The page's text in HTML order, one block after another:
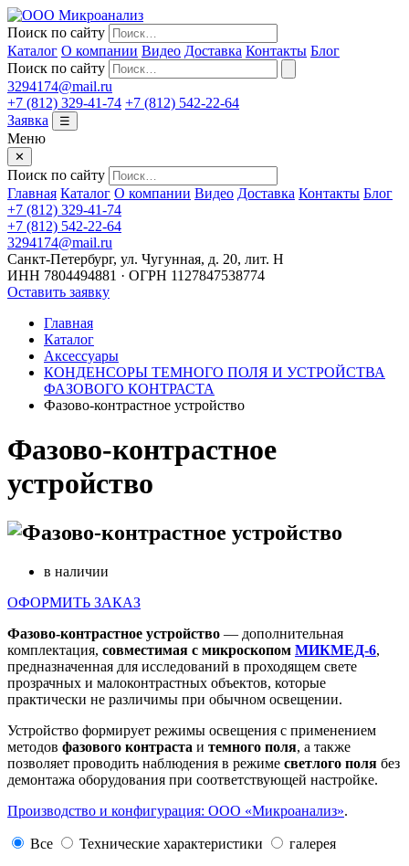
Поиск по сайту
Каталог О компании Видео Доставка Контакты Блог
Поиск по сайту
3294174@mail.ru
+7 (812) 329-41-74 +7 (812) 542-22-64
Заявка
☰
Меню
✕
Поиск по сайту
Главная Каталог О компании Видео Доставка Контакты Блог
+7 (812) 329-41-74
+7 (812) 542-22-64
3294174@mail.ru
Санкт-Петербург, ул. Чугунная, д. 20, лит. Н
ИНН 7804494881 · ОГРН 1127847538774
Оставить заявку
Главная
Каталог
Аксессуары
КОНДЕНСОРЫ ТЕМНОГО ПОЛЯ И УСТРОЙСТВА
ФАЗОВОГО КОНТРАСТА
Фазово-контрастное устройство
Фазово-контрастное
устройство
в наличии
ОФОРМИТЬ ЗАКАЗ
Фазово-контрастное устройство — дополнительная
комплектация, совместимая с микроскопом МИКМЕД-6,
предназначенная для исследований в проходящем свете
прозрачных и малоконтрастных объектов, которые
практически не различимы при обычном освещении.
Устройство формирует режимы освещения с применением
методов фазового контраста и темного поля, а также
позволяет проводить наблюдения в режиме светлого поля без
демонтажа оборудования при соответствующей настройке.
Производство и конфигурация: ООО «Микроанализ».
Все Технические характеристики галерея